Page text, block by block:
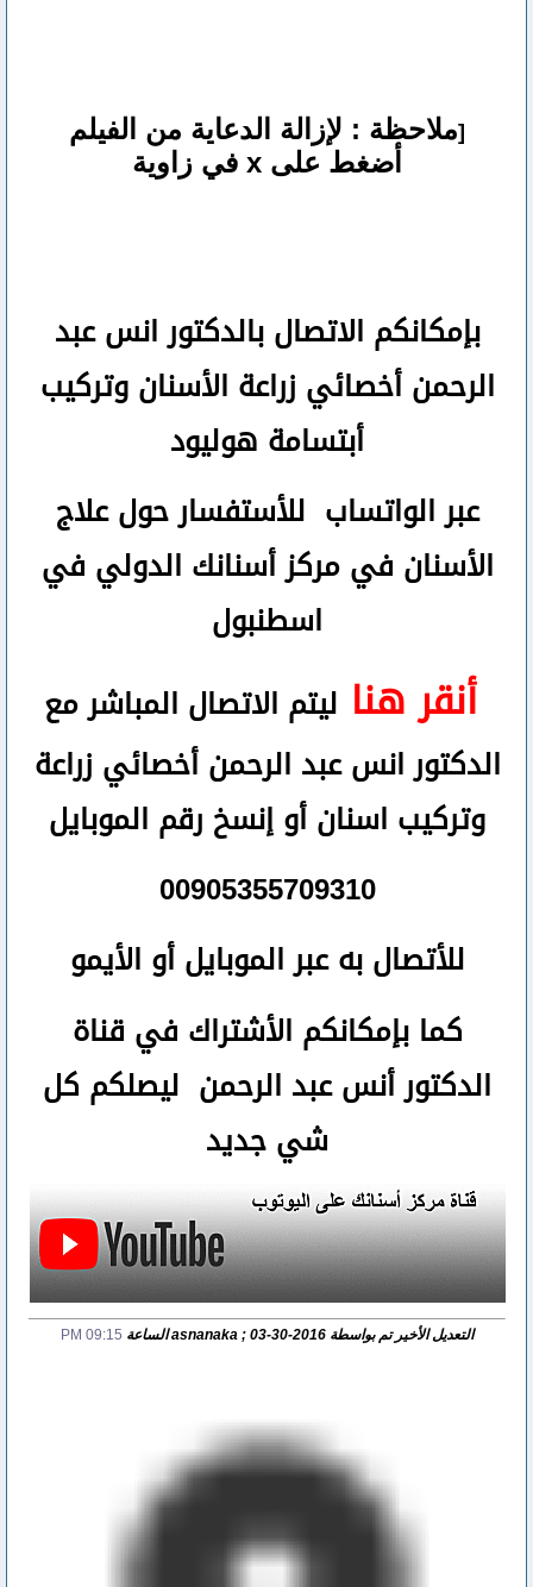
ملاحظة : لإزالة الدعاية من الفيلم
أضغط على x في زاوية
بإمكانكم الاتصال بالدكتور انس عبد
الرحمنأخصائي زراعة الأسنان وتركيب
أبتسامة هوليود
عبر الواتساب للأستفسار حول علاج
الأسنان في مركز أسنانك الدولي في
اسطنبول
أنقر هنا ليتم الاتصال المباشر مع
الدكتور انس عبد الرحمن أخصائي زراعة
وتركيب اسنانأوإنسخ رقم الموبايل
00905355709310
للأتصالبه عبر الموبايل أو الأيمو
كما بإمكانكم الأشتراك في قناة
الدكتور أنس عبد الرحمن ليصلكم كل
شي جديد
التعديل الأخير تم بواسطة asnanaka ; 03-30-2016 الساعة 09:15 PM